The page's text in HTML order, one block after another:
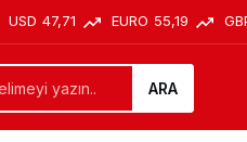
USD 47,71 EURO 55,19
ARA